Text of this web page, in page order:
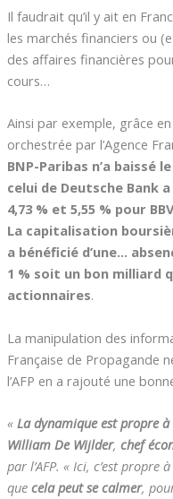
Il faudrait qu’il y ait en
les marchés financiers ou
des affaires financières
cours…
Ainsi par exemple, grâce
orchestrée par l’Agence
BNP-Paribas n’a baissé
celui de Deutsche Bank
4,73 % et 5,55 % pour
La capitalisation
a bénéficié d’une…
1 % soit un bon milliard
actionnaires.
La manipulation des
Française de Propagande
l’AFP en a rajouté une
« La dynamique est propre
William De Wijlder, chef
par l’AFP. « Ici, c’est
que cela peut se calmer,